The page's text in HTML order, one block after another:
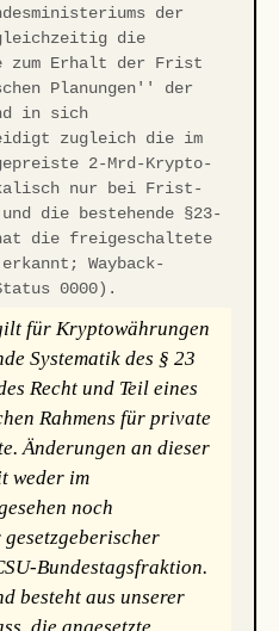
der
die
zum Erhalt der Frist
Planungen'' der
in sich
zugleich die im
2-Mrd-Krypto-
nur bei Frist-
die bestehende §23-
die freigeschaltete
Wayback-
0000).
für Kryptowährungen
Systematik des § 23
Recht und Teil eines
Rahmens für private
Änderungen an dieser
weder im
noch
Bundestagsfraktion.
besteht aus unserer
die angesetzte